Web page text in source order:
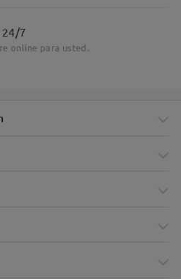
7
online para usted.